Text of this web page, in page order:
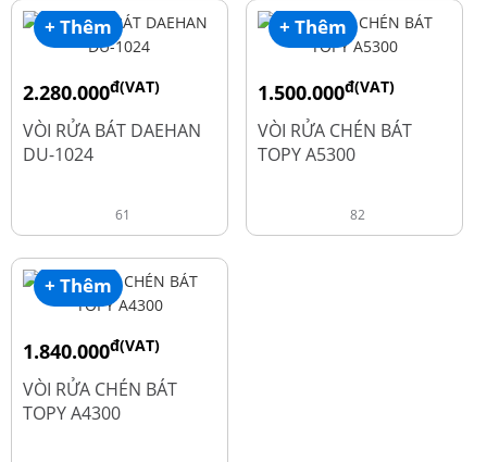
+ Thêm
2.280.000đ(VAT)
2.600.000
VÒI RỬA BÁT DAEHAN
DU-1024
61
+ Thêm
1.500.000đ(VAT)
1.990.000
VÒI RỬA CHÉN BÁT
TOPY A5300
82
+ Thêm
1.840.000đ(VAT)
2.450.000
VÒI RỬA CHÉN BÁT
TOPY A4300